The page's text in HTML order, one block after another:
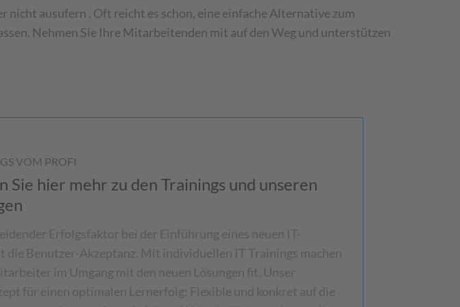
ausufern . Oft reicht es schon, eine einfache Alternative zum
Nehmen Sie Ihre Mitarbeitenden mit auf den Weg und unterstützen
VOM PROFI
Sie hier mehr zu den Trainings und unseren
Erfolgsfaktor bei der Einführung eines neuen IT-
die Benutzer-Akzeptanz. Mit individuellen IT Trainings machen
im Umgang mit den neuen Lösungen fit. Unser
für einen optimalen Lernerfolg: Flexible und konkret auf die